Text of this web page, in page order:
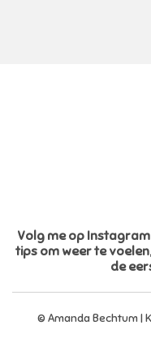
Volg me op
tips om weer te
de
© Amanda Bechtum |